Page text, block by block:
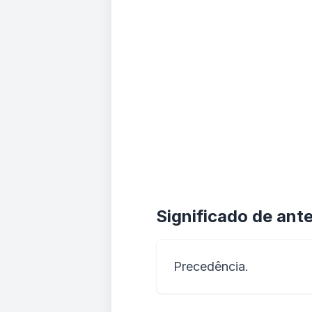
Significado de
Precedência.